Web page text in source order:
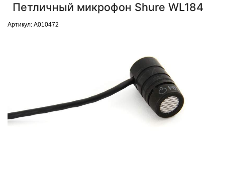
Петличный микрофон Shure WL184
Артикул: A010472